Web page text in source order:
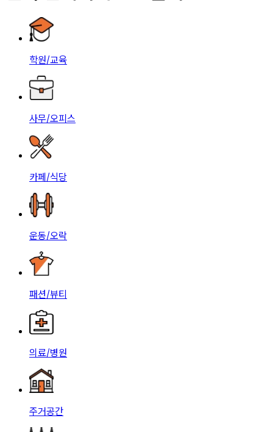
학원/교육
사무/오피스
카페/식당
운동/오락
패션/뷰티
의료/병원
주거공간